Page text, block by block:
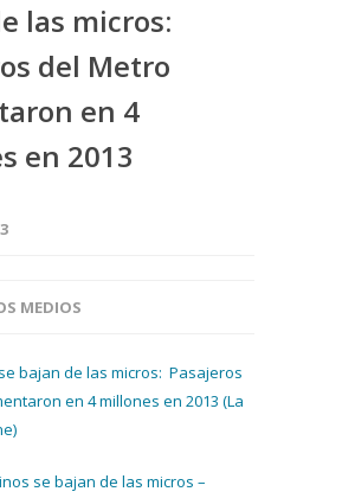
las micros:
del Metro
en 4
en 2013
MEDIOS
bajan de las micros: Pasajeros
en 4 millones en 2013 (La
se bajan de las micros –